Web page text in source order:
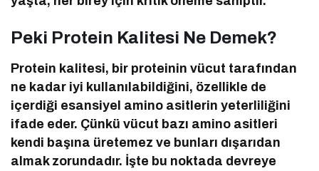
Peki Protein Kalitesi Ne Demek?
Protein kalitesi, bir proteinin vücut tarafından
ne kadar iyi kullanılabildiğini, özellikle de
içerdiği esansiyel amino asitlerin yeterliliğini
ifade eder. Çünkü vücut bazı amino asitleri
kendi başına üretemez ve bunları dışarıdan
almak zorundadır. İşte bu noktada devreye